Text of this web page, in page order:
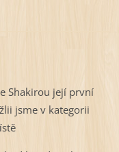
Shakirou její první
jsme v kategorii